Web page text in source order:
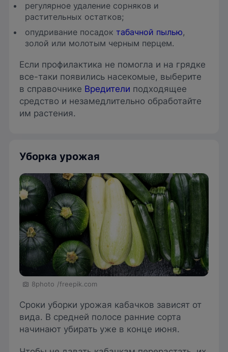
регулярное удаление сорняков и
растительных остатков;
опудривание посадоктабачной пылью,
золой или молотым черным перцем.
Если профилактика не помогла и на грядке
все-таки появились насекомые, выберите
в справочнике Вредители подходящее
средство и незамедлительно обработайте
им растения.
Уборка урожая
8photo /freepik.com
Сроки уборки урожая кабачков зависят от
вида. В средней полосе ранние сорта
начинают убирать уже в конце июня.